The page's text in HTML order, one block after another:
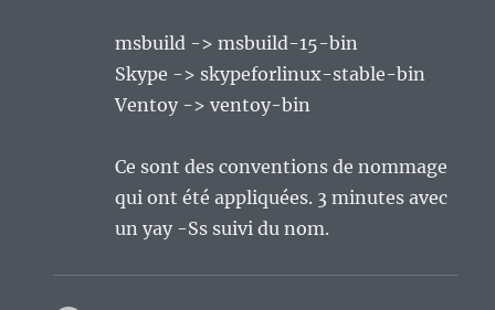
msbuild -> msbuild-15-bin
Skype -> skypeforlinux-stable-bin
Ventoy -> ventoy-bin
Ce sont des conventions de nommage
qui ont été appliquées. 3 minutes avec
un yay -Ss suivi du nom.